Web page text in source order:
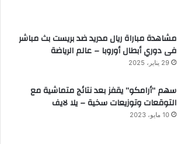
مشاهدة مباراة ريال مدريد ضد بريست بث مباشر
فى دوري أبطال أوروبا – عالم الرياضة
29 يناير، 2025
سهم “أرامكو” يقفز بعد نتائج متماشية مع
التوقعات وتوزيعات سخية – يلا لايف
10 مايو، 2023